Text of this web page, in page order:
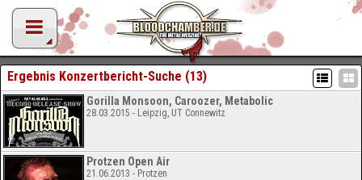
Ergebnis Konzertbericht-Suche (13)
Gorilla Monsoon, Caroozer, Metabolic
28.03.2015 - Leipzig, UT Connewitz
Protzen Open Air
21.06.2013 - Protzen